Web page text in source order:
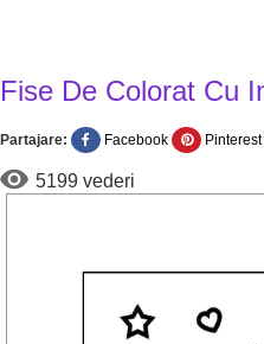
Fise De Colorat Cu
Partajare: Facebook Pinterest
5199 vederi